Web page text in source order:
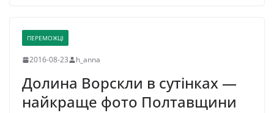
ПЕРЕМОЖЦІ
2016-08-23 h_anna
Долина Ворскли в сутінках —
найкраще фото Полтавщини